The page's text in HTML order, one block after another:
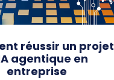
réussir un projet
agentique en
entreprise